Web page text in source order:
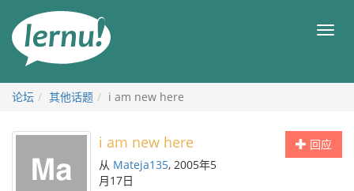
目
论坛 其他话题 i am new here
回应
i am new here
从 Mateja135, 2005年5
月17日